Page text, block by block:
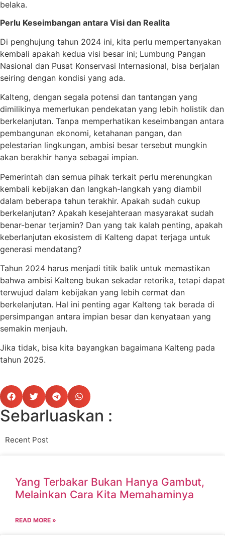
belaka.
Perlu Keseimbangan antara Visi dan Realita
Di penghujung tahun 2024 ini, kita perlu mempertanyakan
kembali apakah kedua visi besar ini; Lumbung Pangan
Nasional dan Pusat Konservasi Internasional, bisa berjalan
seiring dengan kondisi yang ada.
Kalteng, dengan segala potensi dan tantangan yang
dimilikinya memerlukan pendekatan yang lebih holistik dan
berkelanjutan. Tanpa memperhatikan keseimbangan antara
pembangunan ekonomi, ketahanan pangan, dan
pelestarian lingkungan, ambisi besar tersebut mungkin
akan berakhir hanya sebagai impian.
Pemerintah dan semua pihak terkait perlu merenungkan
kembali kebijakan dan langkah-langkah yang diambil
dalam beberapa tahun terakhir. Apakah sudah cukup
berkelanjutan? Apakah kesejahteraan masyarakat sudah
benar-benar terjamin? Dan yang tak kalah penting, apakah
keberlanjutan ekosistem di Kalteng dapat terjaga untuk
generasi mendatang?
Tahun 2024 harus menjadi titik balik untuk memastikan
bahwa ambisi Kalteng bukan sekadar retorika, tetapi dapat
terwujud dalam kebijakan yang lebih cermat dan
berkelanjutan. Hal ini penting agar Kalteng tak berada di
persimpangan antara impian besar dan kenyataan yang
semakin menjauh.
Jika tidak, bisa kita bayangkan bagaimana Kalteng pada
tahun 2025.
Sebarluaskan :
Recent Post
Yang Terbakar Bukan Hanya Gambut,
Melainkan Cara Kita Memahaminya
READ MORE »